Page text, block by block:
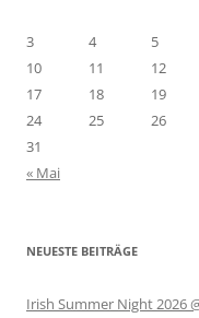
3
4 5
10
11 12
17
18 19
24
25 26
31
« Mai
NEUESTE BEITRÄGE
Irish Summer Night 2026